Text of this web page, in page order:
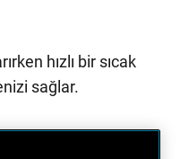
hızlı bir sıcak
sağlar.